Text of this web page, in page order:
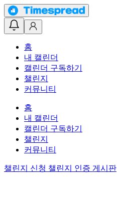
홈
내 캘린더
캘린더 구독하기
챌린지
커뮤니티
홈
내 캘린더
캘린더 구독하기
챌린지
커뮤니티
챌린지 신청 챌린지 인증 게시판